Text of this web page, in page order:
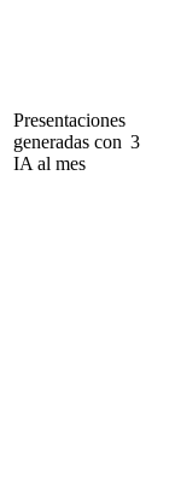
Presentaciones
generadas con
IA al mes
3